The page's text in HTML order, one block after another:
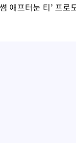
애프터눈 티’ 프로